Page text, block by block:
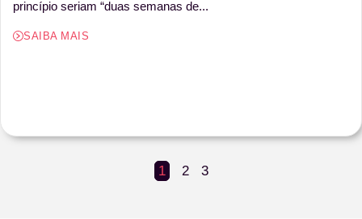
princípio seriam “duas semanas de...
SAIBA MAIS
1 2 3